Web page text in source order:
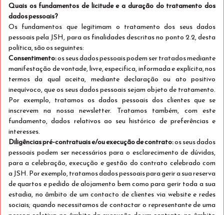
STAY YOUNG
Só Alojamento
Se tens até 30 anos, reserva com 30% de desconto!
Exclusivo para Mobile
Stay Twin 5% desconto
Dormem 2
Ver detalhes Apenas 1 quarto disponível
Cancelamento grátis até 07 Ago 2026 às 19:00
hora local.
€ 148
/estadia
total
Selecionar
Quais os fundamentos de licitude e a duração do tratamento dos
dados pessoais?
Os fundamentos que legitimam o tratamento dos seus dados
pessoais pela JSH, para as finalidades descritas no ponto 2.2, desta
política, são os seguintes:
Consentimento:os seus dados pessoais podem ser tratados mediante
manifestação de vontade, livre, especifica, informada e explícita, nos
termos da qual aceita, mediante declaração ou ato positivo
inequívoco, que os seus dados pessoais sejam objeto de tratamento.
Por exemplo, tratamos os dados pessoais dos clientes que se
inscrevem na nossa newsletter. Tratamos também, com este
fundamento, dados relativos ao seu histórico de preferências e
interesses.
Diligências pré-contratuais e/ou execução de contrato:os seus dados
pessoais podem ser necessários para o esclarecimento de dúvidas,
para a celebração, execução e gestão do contrato celebrado com
a JSH. Por exemplo, tratamos dados pessoais para gerir a sua reserva
de quartos e pedido de alojamento bem como para gerir toda a sua
estadia, no âmbito de um contacto de clientes via website e redes
sociais; quando necessitamos de contactar o representante de uma